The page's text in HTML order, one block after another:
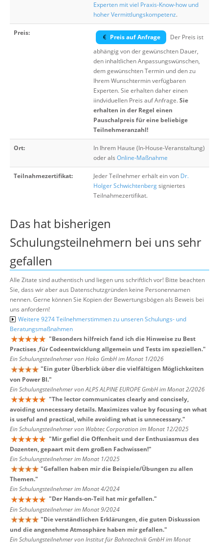
Experten mit viel Praxis-Know-how und
hoher Vermittlungskompetenz.
Preis:
Preis auf Anfrage
Der Preis ist
abhängig von der gewünschten Dauer,
den inhaltlichen Anpassungswünschen,
dem gewünschten Termin und den zu
Ihrem Wunschtermin verfügbaren
Experten. Sie erhalten daher einen
iindviduellen Preis auf Anfrage.Sie
erhalten in der Regel einen
Pauschalpreis für eine beliebige
Teilnehmeranzahl!
Ort:
In Ihrem Hause (In-House-Veranstaltung)
oder als Online-Maßnahme
Teilnahmezertifikat: Jeder Teilnehmer erhält ein von Dr.
Holger Schwichtenbergsigniertes
Teilnahmezertifikat.
Das hat bisherigen
Schulungsteilnehmern bei uns sehr
gefallen
Alle Zitate sind authentisch und liegen uns schriftlich vor! Bitte beachten
Sie, dass wir aber aus Datenschutzgründen keine Personennamen
nennen. Gerne können Sie Kopien der Bewertungsbögen als Beweis bei
uns anfordern!
Weitere 9274 Teilnehmerstimmen zu unseren Schulungs- und
Beratungsmaßnahmen
"Besonders hilfreich fand ich die Hinweise zu Best
Practises ,für Codeentwicklung allgemein und Tests im speziellen."
Ein Schulungsteilnehmer von Hako GmbH im Monat 1/2026
"Ein guter Überblick über die vielfältigen Möglichkeiten
von Power BI."
Ein Schulungsteilnehmer von ALPS ALPINE EUROPE GmbH im Monat 2/2026
"The lector communicates clearly and concisely,
avoiding unnecessary details. Maximizes value by focusing on what
is useful and practical, while avoiding what is unnecessary."
Ein Schulungsteilnehmer von Wabtec Corporation im Monat 12/2025
"Mir gefiel die Offenheit und der Enthusiasmus des
Dozenten, gepaart mit dem großen Fachwissen!"
Ein Schulungsteilnehmer im Monat 1/2025
"Gefallen haben mir die Beispiele/Übungen zu allen
Themen."
Ein Schulungsteilnehmer im Monat 4/2024
"Der Hands-on-Teil hat mir gefallen."
Ein Schulungsteilnehmer im Monat 9/2024
"Die verständlichen Erklärungen, die guten Diskussion
und die angenehme Atmosphäre haben mir gefallen."
Ein Schulungsteilnehmer von Institut für Bahntechnik GmbH im Monat